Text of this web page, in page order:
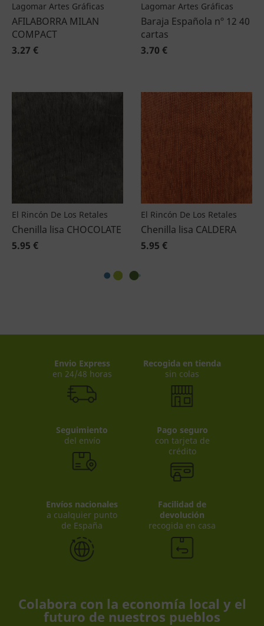
Lagomar Artes Gráficas
AFILABORRA MILAN
COMPACT
3.27 €
Lagomar Artes Gráficas
Baraja Española nº 12 40
cartas
3.70 €
El Rincón De Los Retales
Chenilla lisa CHOCOLATE
5.95 €
El Rincón De Los Retales
Chenilla lisa CALDERA
5.95 €
Envio Express
en 24/48 horas
Recogida en tienda
sin colas
Seguimiento
del envío
Pago seguro
con tarjeta de
crédito
Envíos nacionales
a cualquier punto
de España
Facilidad de
devolución
recogida en casa
Colabora con la economía local y el
futuro de nuestros pueblos